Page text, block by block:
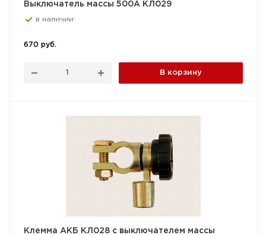
Выключатель массы 500А КЛ029
в наличии
670 руб.
В корзину
Клемма АКБ КЛ028 с выключателем массы